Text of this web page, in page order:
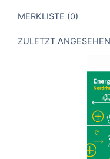
VERWEISE AUF
MERKLISTE 0
ZULETZT ANGESEHEN